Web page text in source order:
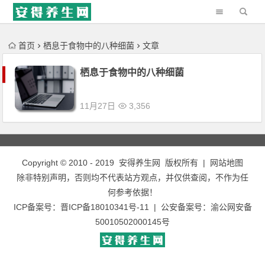
'); })();
首页 栖息于食物中的八种细菌 文章
栖息于食物中的八种细菌
11月27日 3,356
Copyright © 2010 - 2019 安得养生网 版权所有 |
网站地图
除非特别声明，否则均不代表站方观点，并仅供查阅，不作为任
何参考依据！
ICP备案号： 晋ICP备18010341号-11 | 公安备案号： 渝公网安备
50010502000145号